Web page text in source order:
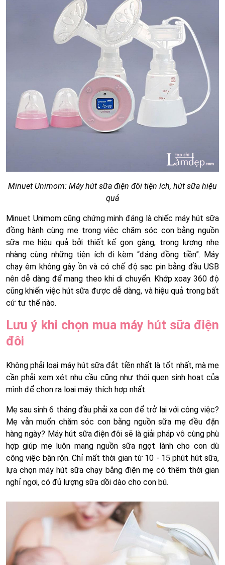
Minuet Unimom: Máy hút sữa điện đôi tiện ích, hút sữa hiệu
quả
Minuet Unimom cũng chứng minh đáng là chiếc máy hút sữa
đồng hành cùng mẹ trong việc chăm sóc con bằng nguồn
sữa mẹ hiệu quả bởi thiết kế gọn gàng, trọng lượng nhẹ
nhàng cùng những tiện ích đi kèm “đáng đồng tiền”. Máy
chạy êm không gây ồn và có chế độ sạc pin bằng đầu USB
nên dễ dàng để mang theo khi di chuyển. Khớp xoay 360 độ
cũng khiến việc hút sữa được dễ dàng, và hiệu quả trong bất
cứ tư thế nào.
Lưu ý khi chọn mua máy hút sữa điện
đôi
Không phải loại máy hút sữa đắt tiền nhất là tốt nhất, mà mẹ
cần phải xem xét nhu cầu cũng như thói quen sinh hoạt của
mình để chọn ra loại máy thích hợp nhất.
Mẹ sau sinh 6 tháng đầu phải xa con để trở lại với công việc?
Mẹ vẫn muốn chăm sóc con bằng nguồn sữa mẹ đều đặn
hàng ngày? Máy hút sữa điện đôi sẽ là giải pháp vô cùng phù
hợp giúp mẹ luôn mang nguồn sữa ngọt lành cho con dù
công việc bận rộn. Chỉ mất thời gian từ 10 - 15 phút hút sữa,
lựa chọn máy hút sữa chạy bằng điện mẹ có thêm thời gian
nghỉ ngơi, có đủ lượng sữa dồi dào cho con bú.